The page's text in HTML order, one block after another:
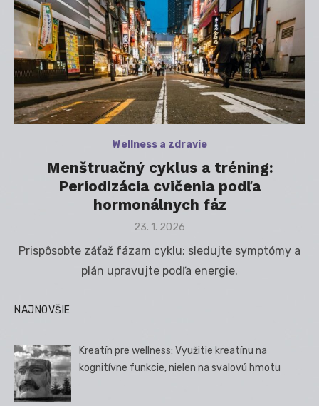
Wellness a zdravie
Menštruačný cyklus a tréning:
Periodizácia cvičenia podľa
hormonálnych fáz
Posted
23. 1. 2026
Prispôsobte záťaž fázam cyklu; sledujte symptómy a
plán upravujte podľa energie.
NAJNOVŠIE
Kreatín pre wellness: Využitie kreatínu na
kognitívne funkcie, nielen na svalovú hmotu